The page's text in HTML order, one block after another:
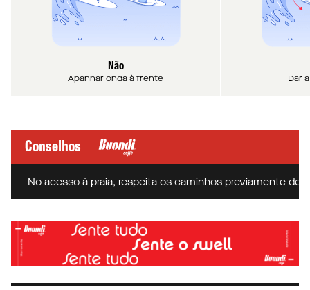
Não
Apanhar onda à frente Dar
Conselhos
No acesso à praia, respeita os caminhos previamente